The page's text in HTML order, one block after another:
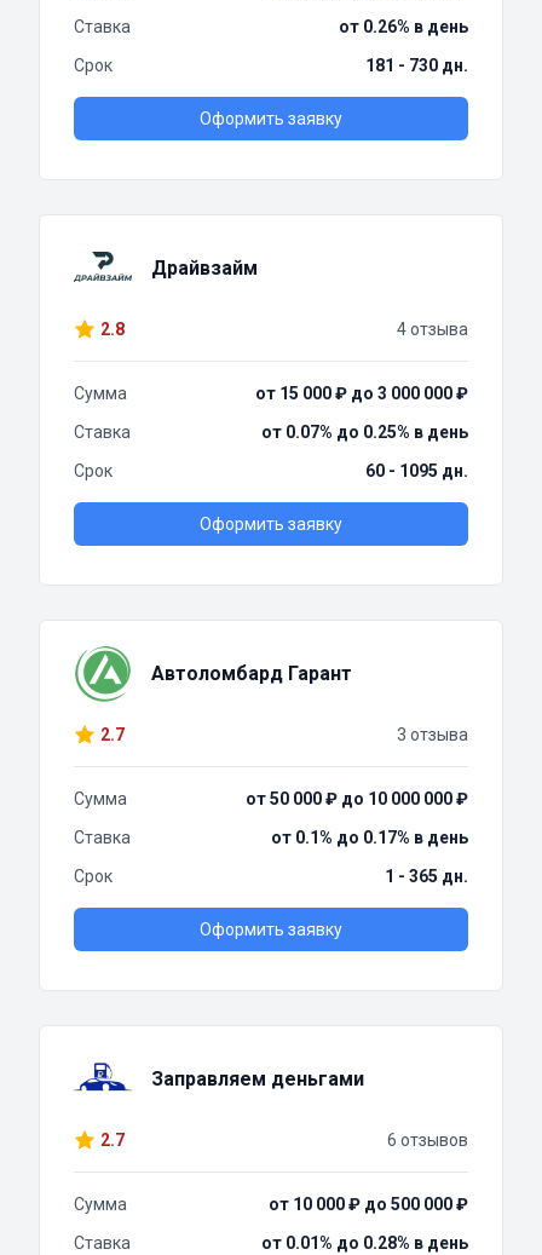
Ставка
от 0.26% в день
Срок
181 - 730 дн.
Оформить заявку
Драйвзайм
2.8 4 отзыва
Сумма
от 15 000 ₽ до 3 000 000 ₽
Ставка
от 0.07% до 0.25% в день
Срок
60 - 1095 дн.
Оформить заявку
Автоломбард Гарант
2.7 3 отзыва
Сумма
от 50 000 ₽ до 10 000 000 ₽
Ставка
от 0.1% до 0.17% в день
Срок
1 - 365 дн.
Оформить заявку
Заправляем деньгами
2.7 6 отзывов
Сумма
от 10 000 ₽ до 500 000 ₽
Ставка
от 0.01% до 0.28% в день